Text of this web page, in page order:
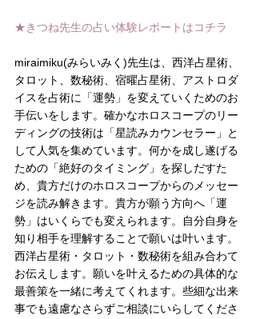
★きつね先生の占い体験レポートはコチラ
miraimiku(みらいみく)先生は、西洋占星術、
タロット、数秘術、宿曜占星術、アストロダ
イスを占術に「運勢」を変えていくためのお
手伝いをします。確かなホロスコープのリー
ディングの技術は「星読みカウンセラー」と
して人気を集めています。何かを成し遂げる
ための「絶好のタイミング」を探しだすた
め、貴方だけのホロスコープからのメッセー
ジを読み解きます。貴方が願う方向へ「運
勢」はいくらでも変えられます。自分自身を
知り相手を理解することで願いは叶います。
西洋占星術・タロット・数秘術を組み合わて
お伝えします。願いを叶えるための具体的な
最善策を一緒に考えてくれます。些細な出来
事でも遠慮なさらずご相談にいらしてくださ